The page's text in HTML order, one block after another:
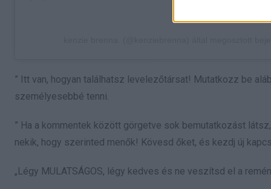
” Itt van, hogyan találhatsz levelezőtársat! Mutatkozz be
személyesebbé tenni.
” Ha a kommentek között görgetve sok bemutatkozást
nekik, hogy szerinted menők! Kövesd őket, és kezdj új
„Légy MULATSÁGOS, légy kedves és ne veszítsd el a